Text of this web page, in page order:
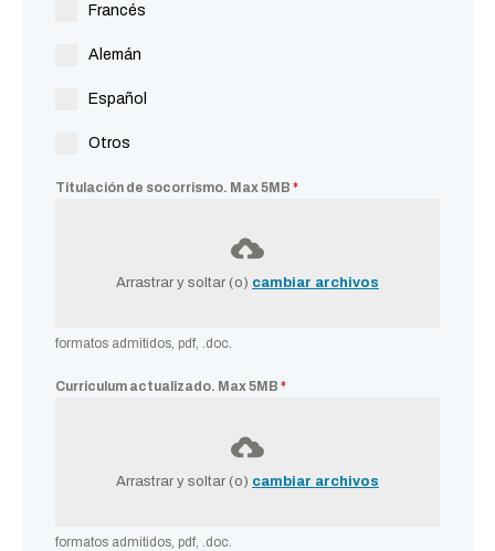
Francés
Alemán
Español
Otros
Titulación de socorrismo. Max 5MB *
Arrastrar y soltar (o) cambiar archivos
formatos admitidos, pdf, .doc.
Curriculum actualizado. Max 5MB *
Arrastrar y soltar (o) cambiar archivos
formatos admitidos, pdf, .doc.